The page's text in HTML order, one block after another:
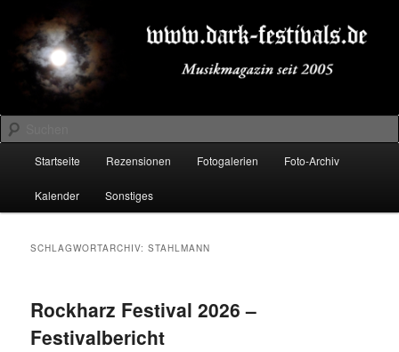
primären
Inhalt
springen
sekundären
Inhalt
springenDARK-FESTIVALS.DE
Suchen
Startseite Rezensionen Fotogalerien Foto-Archiv
Kalender Sonstiges
SCHLAGWORTARCHIV:STAHLMANN
Rockharz Festival 2026 –
Festivalbericht